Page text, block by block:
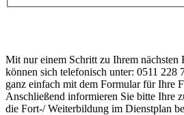
Feld
leer.
lasse
dieses
Feld
leer.
Mit nur einem Schritt zu Ihrem nächsten
können sich telefonisch unter: 0511 228
ganz einfach mit dem Formular für Ihre
Anschließend informieren Sie bitte Ihre
die Fort-/ Weiterbildung im Dienstplan